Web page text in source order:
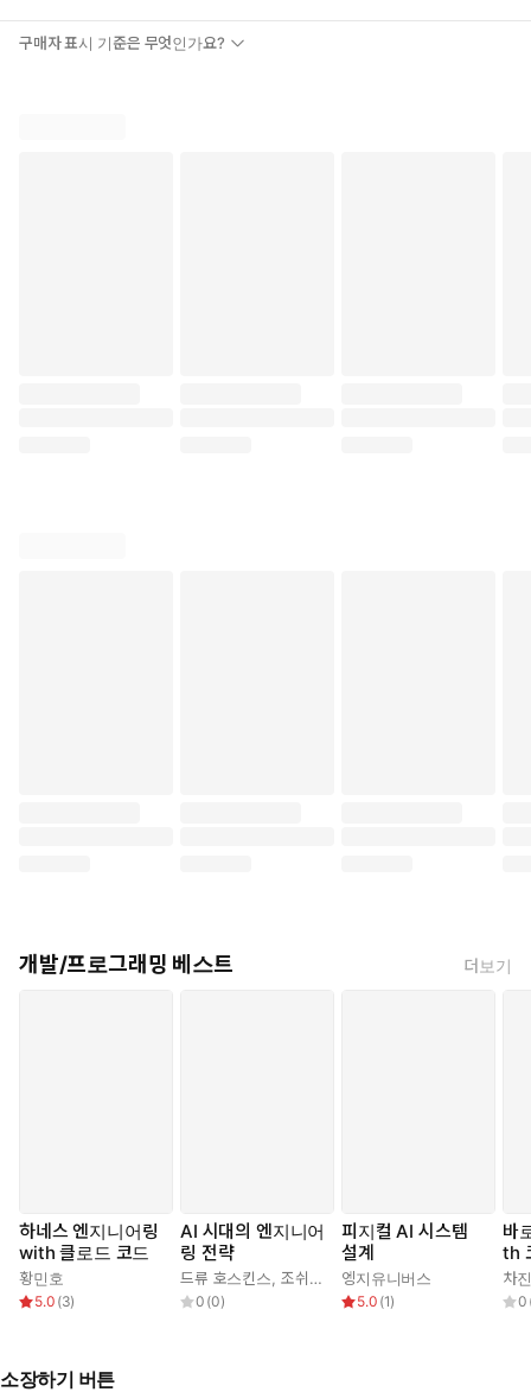
구매자 표시 기준은 무엇인가요?
개발/프로그래밍 베스트 더보기
하네스 엔지니어링
with 클로드 코드
황민호
5.0 (3)
AI 시대의 엔지니어
링 전략
드류 호스킨스 조쉬(김승권)
0 (0)
피지컬 AI 시스템
설계
엥지유니버스
5.0 (1)
바
th
로
차
0
소장하기 버튼